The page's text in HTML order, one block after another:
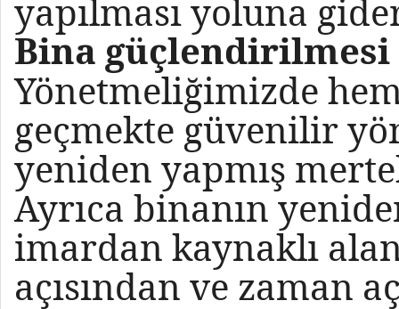
yapılması yoluna
Bina güçlendirilmesi
Yönetmeliğimizde
geçmekte güvenilir
yeniden yapmış
Ayrıca binanın
imardan kaynaklı
açısından ve zaman